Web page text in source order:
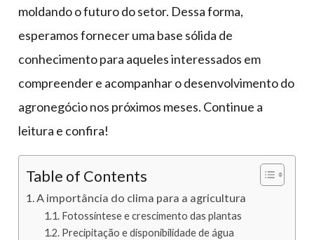
moldando o futuro do setor. Dessa forma,
esperamos fornecer uma base sólida de
conhecimento para aqueles interessados em
compreender e acompanhar o desenvolvimento do
agronegócio nos próximos meses. Continue a
leitura e confira!
Table of Contents
A importância do clima para a agricultura
Fotossíntese e crescimento das plantas
Precipitação e disponibilidade de água